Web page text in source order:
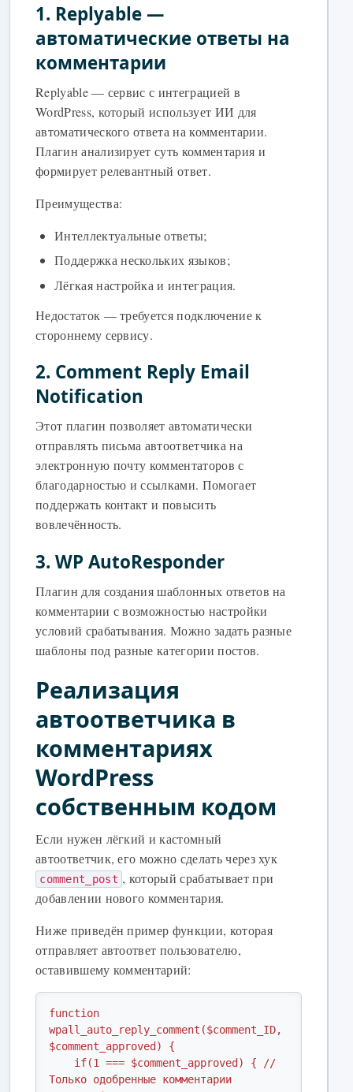
1. Replyable —
автоматические ответы на
комментарии
Replyable — сервис с интеграцией в
WordPress, который использует ИИ для
автоматического ответа на комментарии.
Плагин анализирует суть комментария и
формирует релевантный ответ.
Преимущества:
Интеллектуальные ответы;
Поддержка нескольких языков;
Лёгкая настройка и интеграция.
Недостаток — требуется подключение к
стороннему сервису.
2. Comment Reply Email
Notification
Этот плагин позволяет автоматически
отправлять письма автоответчика на
электронную почту комментаторов с
благодарностью и ссылками. Помогает
поддержать контакт и повысить
вовлечённость.
3. WP AutoResponder
Плагин для создания шаблонных ответов на
комментарии с возможностью настройки
условий срабатывания. Можно задать разные
шаблоны под разные категории постов.
Реализация
автоответчика в
комментариях
WordPress
собственным кодом
Если нужен лёгкий и кастомный
автоответчик, его можно сделать через хук
comment_post , который срабатывает при
добавлении нового комментария.
Ниже приведён пример функции, которая
отправляет автоответ пользователю,
оставившему комментарий:
function
wpall_auto_reply_comment($comment_ID,
$comment_approved) {
Только одобренные комментарии